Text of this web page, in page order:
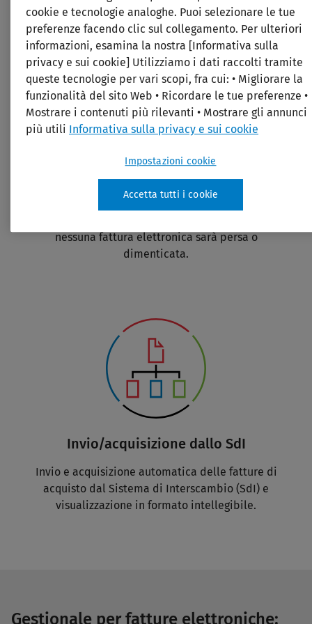
Monitoraggio fatture
nessuna fattura elettronica sarà persa o
dimenticata.
Invio/acquisizione dallo SdI
Invio e acquisizione automatica delle fatture di
acquisto dal Sistema di Interscambio (SdI) e
visualizzazione in formato intellegibile.
Gestionale per fatture elettroniche:
cookie e tecnologie analoghe. Puoi selezionare le tue
preferenze facendo clic sul collegamento. Per ulteriori
informazioni, esamina la nostra [Informativa sulla
privacy e sui cookie] Utilizziamo i dati raccolti tramite
queste tecnologie per vari scopi, fra cui: • Migliorare la
funzionalità del sito Web • Ricordare le tue preferenze •
Mostrare i contenuti più rilevanti • Mostrare gli annunci
più utili Informativa sulla privacy e sui cookie
Impostazioni cookie
Accetta tutti i cookie